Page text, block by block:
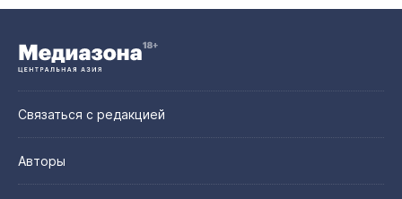
Связаться с редакцией
Авторы